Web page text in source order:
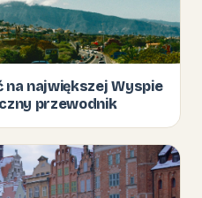
na największej Wyspie
przewodnik